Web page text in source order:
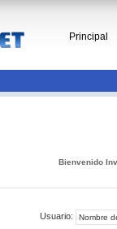
Principal
Bienvenido
Usuario: